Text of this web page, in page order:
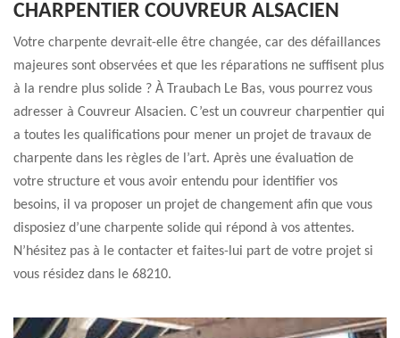
CHARPENTIER COUVREUR ALSACIEN
Votre charpente devrait-elle être changée, car des défaillances
majeures sont observées et que les réparations ne suffisent plus
à la rendre plus solide ? À Traubach Le Bas, vous pourrez vous
adresser à Couvreur Alsacien. C’est un couvreur charpentier qui
a toutes les qualifications pour mener un projet de travaux de
charpente dans les règles de l’art. Après une évaluation de
votre structure et vous avoir entendu pour identifier vos
besoins, il va proposer un projet de changement afin que vous
disposiez d’une charpente solide qui répond à vos attentes.
N’hésitez pas à le contacter et faites-lui part de votre projet si
vous résidez dans le 68210.